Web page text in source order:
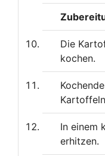
Die
kochen.
In einem
erhitzen.